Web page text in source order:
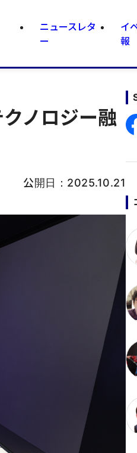
ニュースレタ
ー
イ
報
ノロジー融
公開日： 2025.10.21